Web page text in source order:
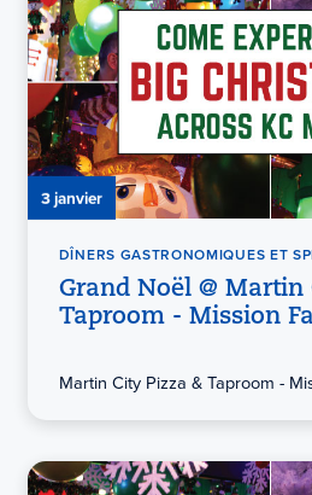
3 janvier
DÎNERS GASTRONOMIQUES ET
Grand Noël @
Taproom - Mission
Martin City Pizza & Taproom -